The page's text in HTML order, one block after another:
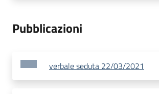
Pubblicazioni
verbale seduta 22/03/2021